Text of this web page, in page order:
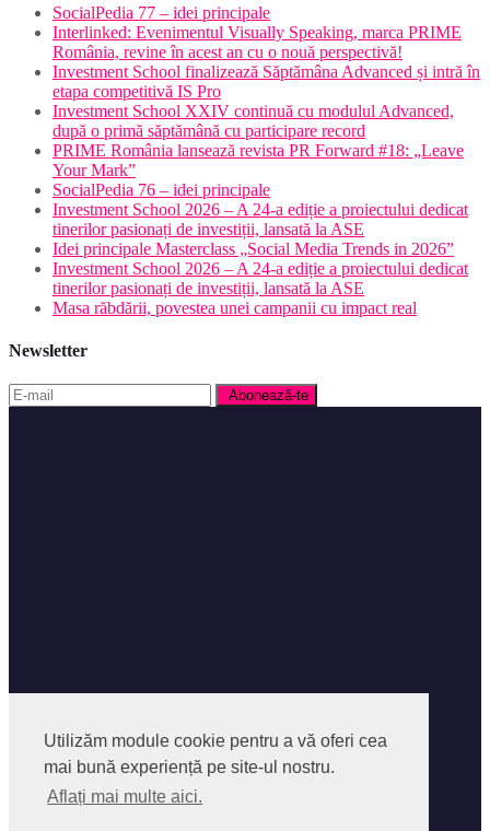
Utilizăm module cookie pentru a vă oferi cea
mai bună experiență pe site-ul nostru.
Aflați mai multe aici.
SocialPedia 77 – idei principale
Interlinked: Evenimentul Visually Speaking, marca PRIME
România, revine în acest an cu o nouă perspectivă!
Investment School finalizează Săptămâna Advanced și intră în
etapa competitivă IS Pro
Investment School XXIV continuă cu modulul Advanced,
după o primă săptămână cu participare record
PRIME România lansează revista PR Forward #18: „Leave
Your Mark”
SocialPedia 76 – idei principale
Investment School 2026 – A 24-a ediție a proiectului dedicat
tinerilor pasionați de investiții, lansată la ASE
Idei principale Masterclass „Social Media Trends in 2026”
Investment School 2026 – A 24-a ediție a proiectului dedicat
tinerilor pasionați de investiții, lansată la ASE
Masa răbdării, povestea unei campanii cu impact real
Newsletter
Instagram
Politica privind Fisierele Cookies